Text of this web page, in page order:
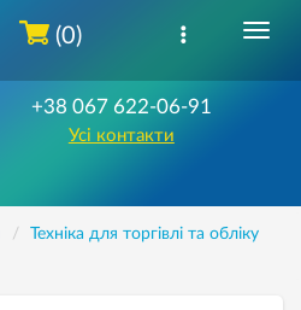
+38 067 622-06-91
Усі контакти
(0)
Техніка для торгівлі та обліку